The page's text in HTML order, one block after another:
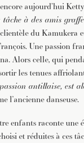
aujourd’hui
à des amis
du Kamukera
Une passion
Alors celle, qui
les tenues
antillaise, est
l’ancienne danseuse.
enfants raconte une
et réduites à ces